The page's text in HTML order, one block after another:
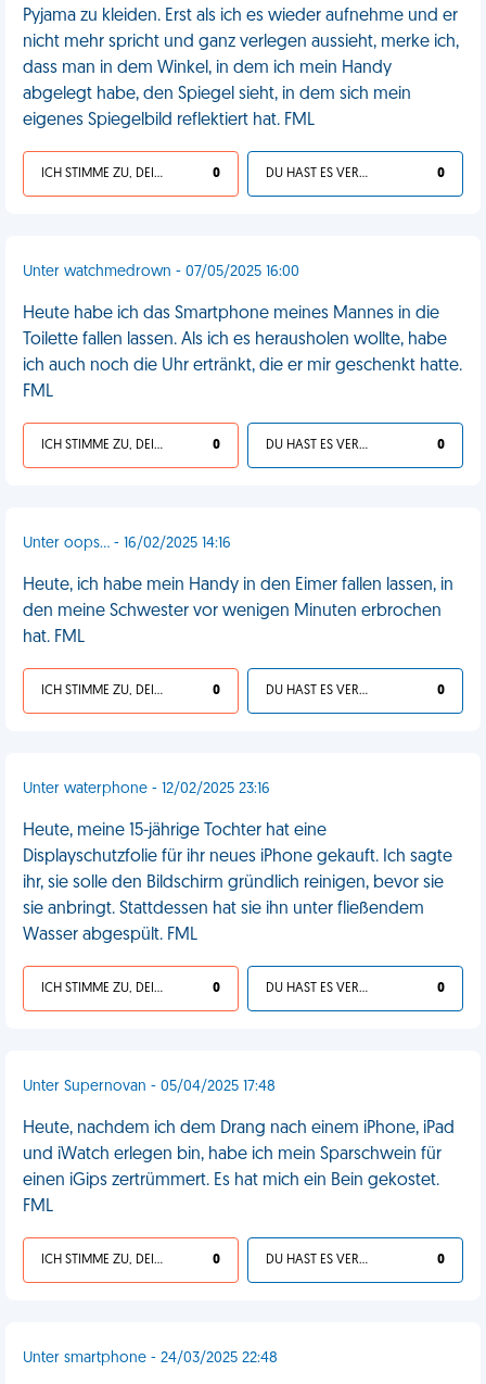
Pyjama zu kleiden. Erst als ich es wieder aufnehme und er
nicht mehr spricht und ganz verlegen aussieht, merke ich,
dass man in dem Winkel, in dem ich mein Handy
abgelegt habe, den Spiegel sieht, in dem sich mein
eigenes Spiegelbild reflektiert hat. FML
ICH STIMME ZU, DEIN LEBEN IST SCHEISSE 0 DU HAST ES VERDIENT 0
Unter watchmedrown - 07/05/2025 16:00
Heute habe ich das Smartphone meines Mannes in die
Toilette fallen lassen. Als ich es herausholen wollte, habe
ich auch noch die Uhr ertränkt, die er mir geschenkt hatte.
FML
ICH STIMME ZU, DEIN LEBEN IST SCHEISSE 0 DU HAST ES VERDIENT 0
Unter oops... - 16/02/2025 14:16
Heute, ich habe mein Handy in den Eimer fallen lassen, in
den meine Schwester vor wenigen Minuten erbrochen
hat. FML
ICH STIMME ZU, DEIN LEBEN IST SCHEISSE 0 DU HAST ES VERDIENT 0
Unter waterphone - 12/02/2025 23:16
Heute, meine 15-jährige Tochter hat eine
Displayschutzfolie für ihr neues iPhone gekauft. Ich sagte
ihr, sie solle den Bildschirm gründlich reinigen, bevor sie
sie anbringt. Stattdessen hat sie ihn unter fließendem
Wasser abgespült. FML
ICH STIMME ZU, DEIN LEBEN IST SCHEISSE 0 DU HAST ES VERDIENT 0
Unter Supernovan - 05/04/2025 17:48
Heute, nachdem ich dem Drang nach einem iPhone, iPad
und iWatch erlegen bin, habe ich mein Sparschwein für
einen iGips zertrümmert. Es hat mich ein Bein gekostet.
FML
ICH STIMME ZU, DEIN LEBEN IST SCHEISSE 0 DU HAST ES VERDIENT 0
Unter smartphone - 24/03/2025 22:48